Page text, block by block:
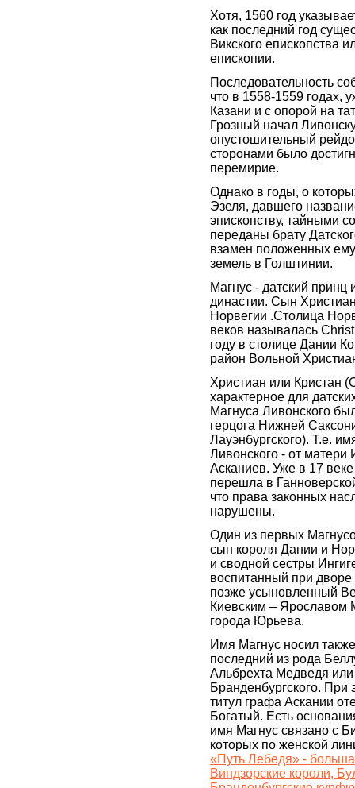
Хотя, 1560 год
как последний год
Викского епископства
епископии.
Последовательность
что в 1558-1559 годах,
Казани и с опорой на
Грозный начал
опустошительный
сторонами было
перемирие.
Однако в годы, о
Эзеля, давшего
эпископству, тайными
переданы брату
взамен положенных
земель в Голштинии.
Магнус - датский принц
династии. Сын
Норвегии .Столица
веков называлась
году в столице Дании
район Вольной
Христиан или Кристан
характерное для
Магнуса Ливонского
герцога Нижней
Лауэнбургского). Т.е.
Ливонского - от матери
Асканиев. Уже в 17
перешла в
что права законных
нарушены.
Один из первых
сын короля Дании и
и сводной сестры
воспитанный при
позже усыновленный
Киевским – Ярославом
города Юрьева.
Имя Магнус носил
последний из рода
Альбрехта Медведя
Бранденбургского.
титул графа Аскании
Богатый. Есть
имя Магнус связано с
которых по женской
«Путь Лебедя» -
Виндзорские короли,